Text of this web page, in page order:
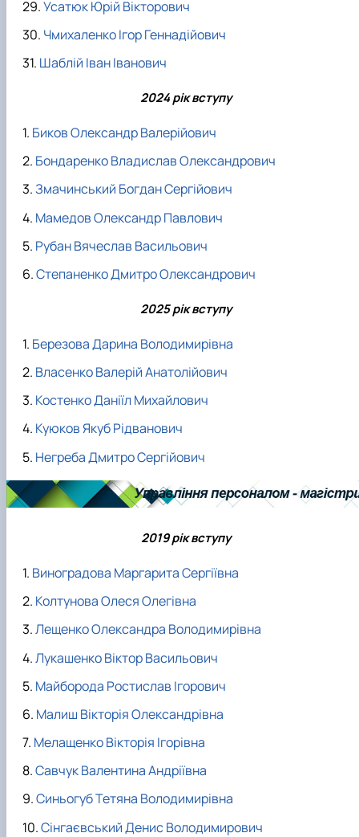
Усатюк Юрій Вікторович
Чмихаленко Ігор Геннадійович
Шаблій Іван Іванович
2024 рік вступу
Биков Олександр Валерійович
Бондаренко Владислав Олександрович
Змачинський Богдан Сергійович
Мамедов Олександр Павлович
Рубан Вячеслав Васильович
Степаненко Дмитро Олександрович
2025 рік вступу
Березова Дарина Володимирівна
Власенко Валерій Анатолійович
Костенко Даніїл Михайлович
Куюков Якуб Рідванович
Негреба Дмитро Сергійович
2019 рік вступу
Виноградова Маргарита Сергіївна
Колтунова Олеся Олегівна
Лещенко Олександра Володимирівна
Лукашенко Віктор Васильович
Майборода Ростислав Ігорович
Малиш Вікторія Олександрівна
Мелащенко Вікторія Ігорівна
Савчук Валентина Андріївна
Синьогуб Тетяна Володимирівна
Сінгаєвський Денис Володимирович